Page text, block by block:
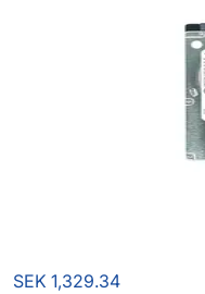
SEK 1,329.34